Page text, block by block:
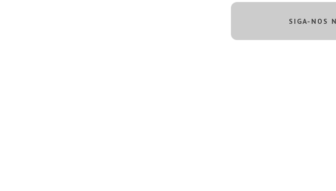
SIGA-NOS